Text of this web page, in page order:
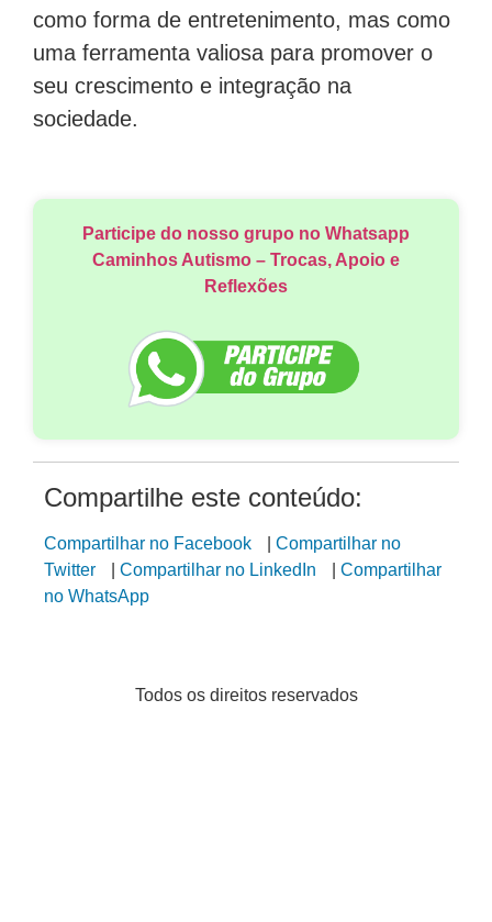
como forma de entretenimento, mas como
uma ferramenta valiosa para promover o
seu crescimento e integração na
sociedade.
Participe do nosso grupo no Whatsapp
Caminhos Autismo – Trocas, Apoio e
Reflexões
Compartilhe este conteúdo:
Compartilhar no Facebook
Compartilhar no
Twitter
Compartilhar no LinkedIn
Compartilhar
no WhatsApp
Todos os direitos reservados